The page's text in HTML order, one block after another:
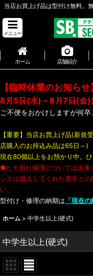
当店お買上げ品は型付け無料。
メニュー
ホーム 店舗紹介
【臨時休業のお知らせ
8月5日(水)～8月7日(金)
ご不便をおかけしますが何卒
【重要】当店お買上げ品(新
店購入のお持込み品は65日～)
現在80個以上をお預かり中。
●ヒモ切れ修理については出来
ンスは購入してくれた選手と
い。
型付け・修理の納期は 「現在
ホーム > 中学生以上(硬式)
中学生以上(硬式)